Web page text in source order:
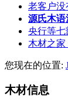
老客户没
源氏木语
央行等七
木材之
您现在的位置:
木材信息